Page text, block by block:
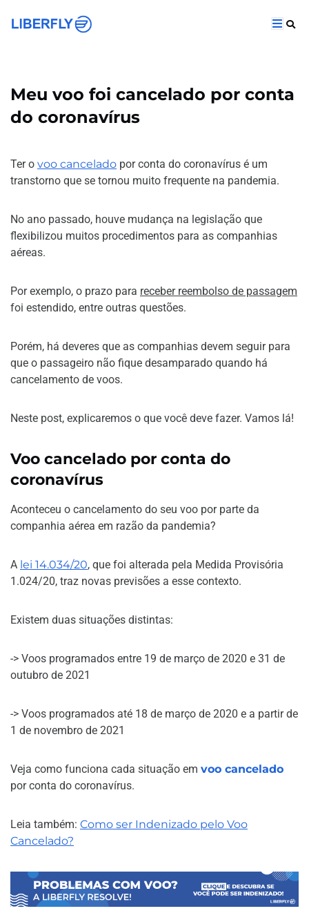
Meu voo foi cancelado por conta
do coronavírus
Ter o voo cancelado por conta do coronavírus é um
transtorno que se tornou muito frequente na pandemia.
No ano passado, houve mudança na legislação que
flexibilizou muitos procedimentos para as companhias
aéreas.
Por exemplo, o prazo para receber reembolso de passagem
foi estendido, entre outras questões.
Porém, há deveres que as companhias devem seguir para
que o passageiro não fique desamparado quando há
cancelamento de voos.
Neste post, explicaremos o que você deve fazer. Vamos lá!
Voo cancelado por conta do
coronavírus
Aconteceu o cancelamento do seu voo por parte da
companhia aérea em razão da pandemia?
A lei 14.034/20, que foi alterada pela Medida Provisória
1.024/20, traz novas previsões a esse contexto.
Existem duas situações distintas:
-> Voos programados entre 19 de março de 2020 e 31 de
outubro de 2021
-> Voos programados até 18 de março de 2020 e a partir de
1 de novembro de 2021
Veja como funciona cada situação em voo cancelado
por conta do coronavírus.
Leia também: Como ser Indenizado pelo Voo
Cancelado?